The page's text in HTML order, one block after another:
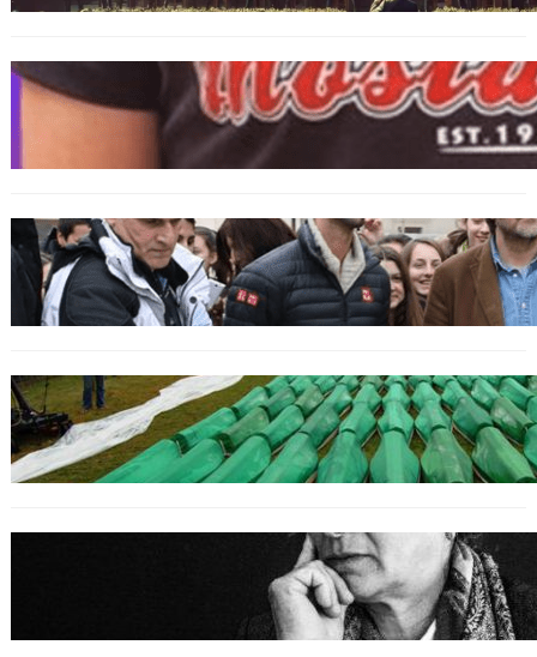
BOSNIEN
„Hasswelle eskaliert“: Mutter eines
bosniakischen Jungen entsetzt nach Angriff
durch kroatische Jugendliche
SPORT
Djokovic feiert Gold mit dem Lied ‚Freue dich
serbisches Volk‘
GENOZID
Izraelischer Botschafter in Serbien leugnet
Völkermord in Srebrenica
Erinnerung an Hatidža Mehmedović: Eine
Stimme des Gewissens im Angesicht von Hass
und Ungerechtigkeit